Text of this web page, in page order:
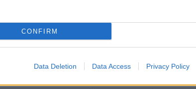
CONFIRM
Data Deletion Data Access Privacy Policy
τη Θεσσαλονίκη, για το ακαδημαϊκό έτος
4.000 φοιτητές περίπου, οι οποίοι
την Κοινή Υπουργική Απόφαση
στην οποία ορίζονται οι όροι, οι
των δικαιούχων δωρεάν σίτισης